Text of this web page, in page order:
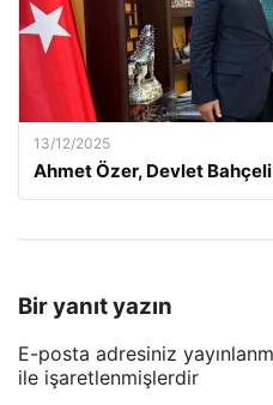
13/12/2025
Ahmet Özer, Devlet
Bir yanıt yazın
E-posta adresiniz
ile işaretlenmişlerdir